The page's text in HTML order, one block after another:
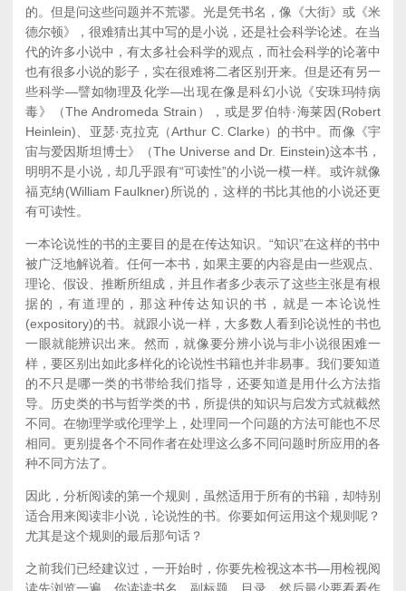
的。但是问这些问题并不荒谬。光是凭书名，像《大街》或《米
德尔顿》，很难猜出其中写的是小说，还是社会科学论述。在当
代的许多小说中，有太多社会科学的观点，而社会科学的论著中
也有很多小说的影子，实在很难将二者区别开来。但是还有另一
些科学—譬如物理及化学—出现在像是科幻小说《安珠玛特病
毒》（The Andromeda Strain），或是罗伯特·海莱因(Robert
Heinlein)、亚瑟·克拉克（Arthur C. Clarke）的书中。而像《宇
宙与爱因斯坦博士》（The Universe and Dr. Einstein)这本书，
明明不是小说，却几乎跟有“可读性”的小说一模一样。或许就像
福克纳(William Faulkner)所说的，这样的书比其他的小说还更
有可读性。
一本论说性的书的主要目的是在传达知识。“知识”在这样的书中
被广泛地解说着。任何一本书，如果主要的内容是由一些观点、
理论、假设、推断所组成，并且作者多少表示了这些主张是有根
据的，有道理的，那这种传达知识的书，就是一本论说性
(expository)的书。就跟小说一样，大多数人看到论说性的书也
一眼就能辨识出来。然而，就像要分辨小说与非小说很困难一
样，要区别出如此多样化的论说性书籍也并非易事。我们要知道
的不只是哪一类的书带给我们指导，还要知道是用什么方法指
导。历史类的书与哲学类的书，所提供的知识与启发方式就截然
不同。在物理学或伦理学上，处理同一个问题的方法可能也不尽
相同。更别提各个不同作者在处理这么多不同问题时所应用的各
种不同方法了。
因此，分析阅读的第一个规则，虽然适用于所有的书籍，却特别
适合用来阅读非小说，论说性的书。你要如何运用这个规则呢？
尤其是这个规则的最后那句话？
之前我们已经建议过，一开始时，你要先检视这本书—用检视阅
读先浏览一遍。你读读书名、副标题、目录，然后最少要看看作